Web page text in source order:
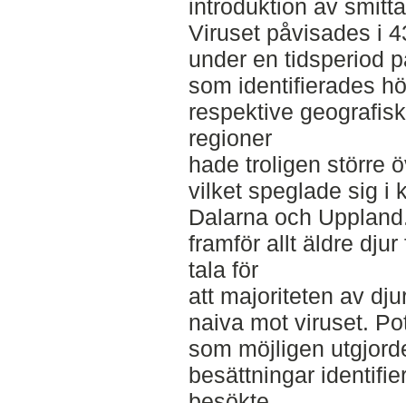
introduktion av
Viruset påvisades i
under en tidsperiod
som identifierades
respektive
regioner
hade troligen större
vilket speglade sig i
Dalarna och
framför allt äldre
tala för
att majoriteten av
naiva mot viruset.
som möjligen
besättningar